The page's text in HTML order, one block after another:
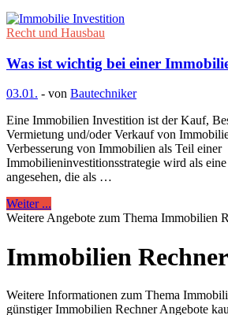
Recht und Hausbau
Was ist wichtig bei einer
03.01. - von Bautechniker
Eine Immobilien Investition ist der Kauf,
Vermietung und/oder Verkauf von
Verbesserung von Immobilien als Teil einer
Immobilieninvestitionsstrategie wird als
angesehen, die als …
Weiter ...
Weitere Angebote zum Thema Immobilien
Immobilien
Weitere Informationen zum Thema
günstiger Immobilien Rechner Angebote